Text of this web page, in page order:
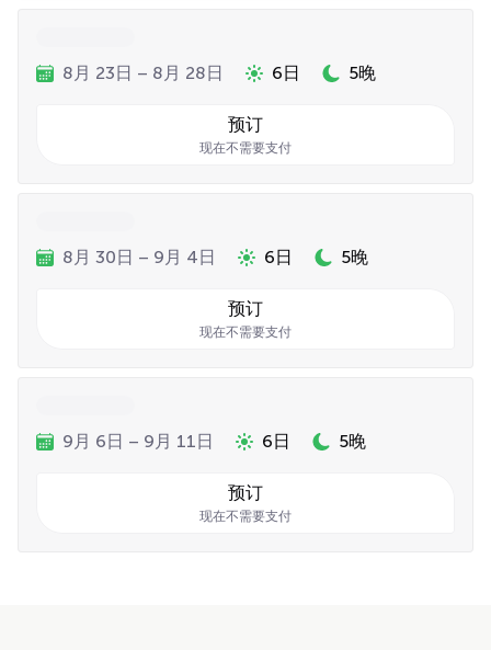
8月 23日 – 8月 28日 6日 5晚
预订
现在不需要支付
8月 30日 – 9月 4日 6日 5晚
预订
现在不需要支付
9月 6日 – 9月 11日 6日 5晚
预订
现在不需要支付